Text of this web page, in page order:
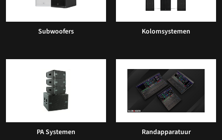
Subwoofers Kolomsystemen
PA Systemen Randapparatuur